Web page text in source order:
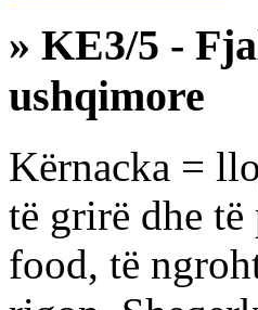
» KE3/5 -
ushqimore
Kërnacka =
të grirë dhe
food, të